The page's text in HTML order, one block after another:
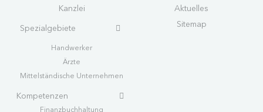
Kanzlei
Spezialgebiete
Handwerker
Ärzte
Mittelständische Unternehmen
Kompetenzen
Finanzbuchhaltung
Aktuelles
Sitemap